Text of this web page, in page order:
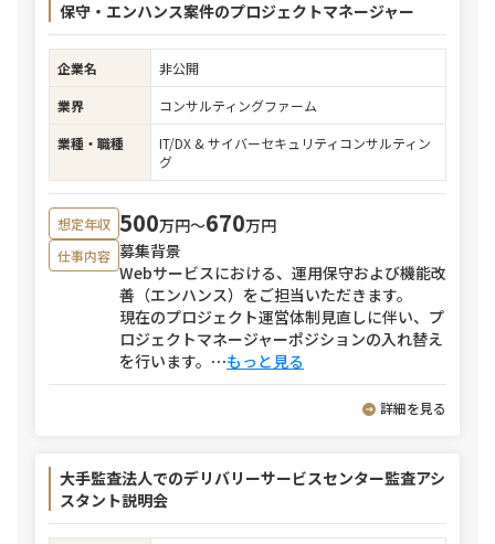
保守・エンハンス案件のプロジェクトマネージャー
企業名
非公開
業界
コンサルティングファーム
業種・職種
IT/DX & サイバーセキュリティコンサルティン
グ
想定年収 500万円〜670万円
仕事内容 募集背景
Webサービスにおける、運用保守および機能改
善（エンハンス）をご担当いただきます。
現在のプロジェクト運営体制見直しに伴い、プ
ロジェクトマネージャーポジションの入れ替え
を行います。 ⋯もっと見る
詳細を見る
大手監査法人でのデリバリーサービスセンター監査アシ
スタント説明会